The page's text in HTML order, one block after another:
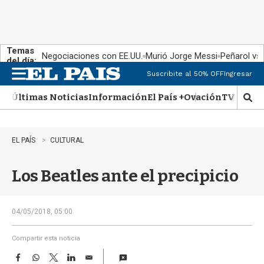
Temas
del día: Negociaciones con EE.UU. Murió Jorge Messi Peñarol
n
u
Suscribite al 50% OFFIngresar
Últimas NoticiasInformaciónEl País +OvaciónTV Show
M
o
EL PAÍS CULTURAL
Los Beatles ante el precipicio
04/05/2018, 05:00
Compartir esta noticia
F
W
T
L
E